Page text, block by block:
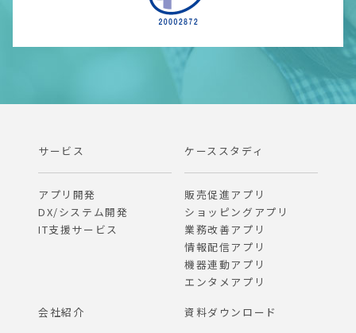
サービス
アプリ開発
DX/システム開発
IT支援サービス
ケーススタディ
販売促進アプリ
ショッピングアプリ
業務改善アプリ
情報配信アプリ
機器連動アプリ
エンタメアプリ
会社紹介
資料ダウンロード